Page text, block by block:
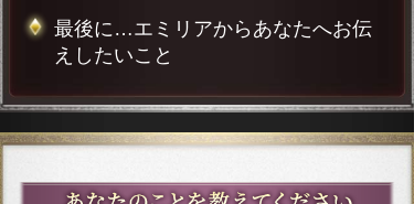
最後に…エミリアからあなたへお伝
えしたいこと